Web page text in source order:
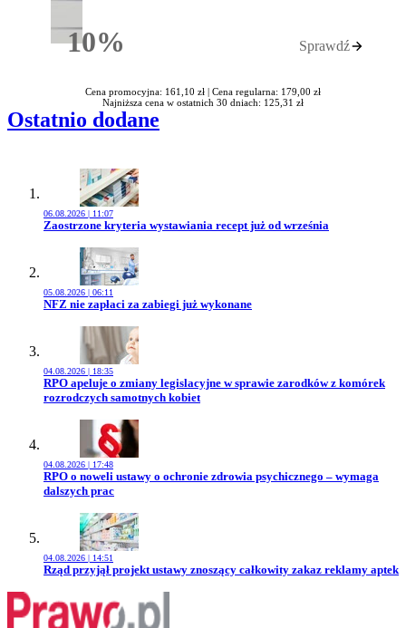
10%Rabatu Sprawdź
Cena promocyjna: 161,10 zł | Cena regularna: 179,00 zł
Najniższa cena w ostatnich 30 dniach: 125,31 zł
Ostatnio dodane
06.08.2026 | 11:07
Przejdź do artykułu:
Zaostrzone kryteria wystawiania recept już od września
05.08.2026 | 06:11
Przejdź do artykułu:
NFZ nie zapłaci za zabiegi już wykonane
04.08.2026 | 18:35
Przejdź do artykułu:
RPO apeluje o zmiany legislacyjne w sprawie zarodków z komórek
rozrodczych samotnych kobiet
04.08.2026 | 17:48
Przejdź do artykułu:
RPO o noweli ustawy o ochronie zdrowia psychicznego – wymaga
dalszych prac
04.08.2026 | 14:51
Przejdź do artykułu:
Rząd przyjął projekt ustawy znoszący całkowity zakaz reklamy aptek